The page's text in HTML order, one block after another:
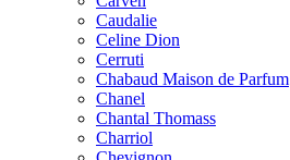
Caudalie
Celine Dion
Cerruti
Chabaud Maison de Parfum
Chanel
Chantal Thomass
Charriol